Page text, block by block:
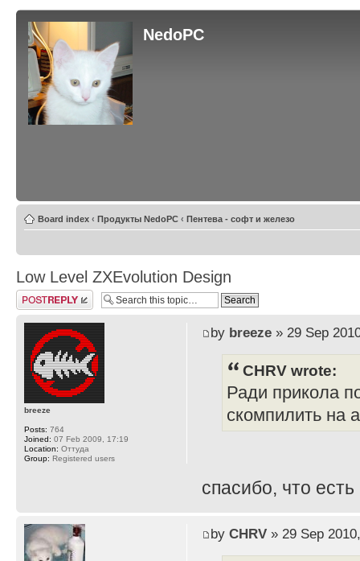
NedoPC
Board index ‹ Продукты NedoPC ‹ Пентева - софт и железо
Low Level ZXEvolution Design
Post a reply
by breeze» 29 Sep
CHRV wrote:
Ради прикола
скомпилить на
спасибо, что
breeze
Posts: 764
Joined: 07 Feb 2009, 17:19
Location: Оттуда
Group: Registered users
by CHRV» 29 Sep